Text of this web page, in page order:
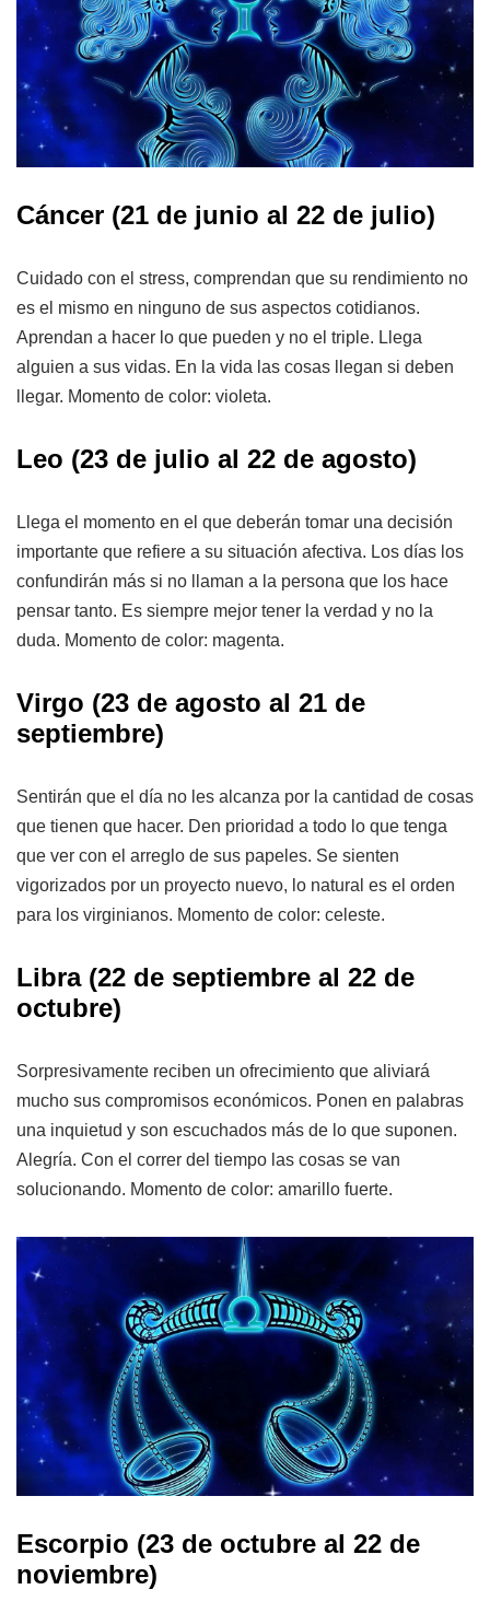
Cáncer (21 de junio al 22 de julio)
Cuidado con el stress, comprendan que su rendimiento no
es el mismo en ninguno de sus aspectos cotidianos.
Aprendan a hacer lo que pueden y no el triple. Llega
alguien a sus vidas. En la vida las cosas llegan si deben
llegar. Momento de color: violeta.
Leo (23 de julio al 22 de agosto)
Llega el momento en el que deberán tomar una decisión
importante que refiere a su situación afectiva. Los días los
confundirán más si no llaman a la persona que los hace
pensar tanto. Es siempre mejor tener la verdad y no la
duda. Momento de color: magenta.
Virgo (23 de agosto al 21 de
septiembre)
Sentirán que el día no les alcanza por la cantidad de cosas
que tienen que hacer. Den prioridad a todo lo que tenga
que ver con el arreglo de sus papeles. Se sienten
vigorizados por un proyecto nuevo, lo natural es el orden
para los virginianos. Momento de color: celeste.
Libra (22 de septiembre al 22 de
octubre)
Sorpresivamente reciben un ofrecimiento que aliviará
mucho sus compromisos económicos. Ponen en palabras
una inquietud y son escuchados más de lo que suponen.
Alegría. Con el correr del tiempo las cosas se van
solucionando. Momento de color: amarillo fuerte.
Escorpio (23 de octubre al 22 de
noviembre)